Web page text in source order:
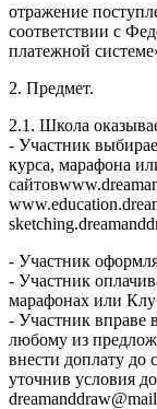
отражение
соответствии с
платежной
2. Предмет.
2.1. Школа
- Участник
курса, марафона
- Участник
- Участник
марафонах или
- Участник вправе
любому из
внести доплату до
уточнив условия